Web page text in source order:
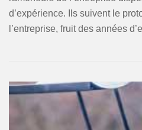
d’expérience. Ils suivent le
l’entreprise, fruit des années